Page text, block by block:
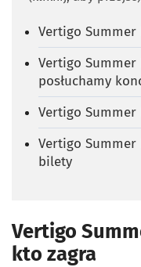
Vertigo Summer
Vertigo Summer
posłuchamy
Vertigo Summer
Vertigo Summer
bilety
Vertigo
kto zagra